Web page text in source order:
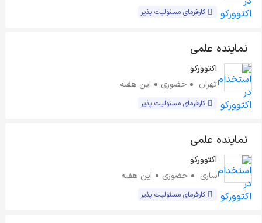
کارفرمای مسئولیت پذیر
نماینده علمی
اکتوورکو
تهران
حضوری این هفته
کارفرمای مسئولیت پذیر
نماینده علمی
اکتوورکو
ساری
حضوری این هفته
کارفرمای مسئولیت پذیر